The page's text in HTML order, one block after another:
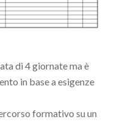
di 4 giornate ma è
in base a esigenze
formativo su un